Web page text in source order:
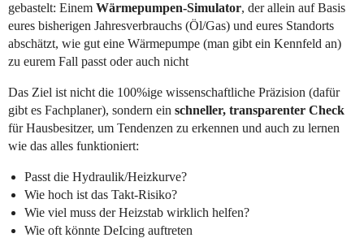
gebastelt: Einem Wärmepumpen-Simulator, der allein auf Basis
eures bisherigen Jahresverbrauchs (Öl/Gas) und eures Standorts
abschätzt, wie gut eine Wärmepumpe (man gibt ein Kennfeld an)
zu eurem Fall passt oder auch nicht
Das Ziel ist nicht die 100%ige wissenschaftliche Präzision (dafür
gibt es Fachplaner), sondern ein schneller, transparenter Check
für Hausbesitzer, um Tendenzen zu erkennen und auch zu lernen
wie das alles funktioniert:
Passt die Hydraulik/Heizkurve?
Wie hoch ist das Takt-Risiko?
Wie viel muss der Heizstab wirklich helfen?
Wie oft könnte DeIcing auftreten